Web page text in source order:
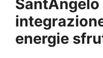
SantAngelo
energie